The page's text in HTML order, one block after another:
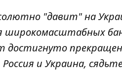
"давит" на
и Украина,